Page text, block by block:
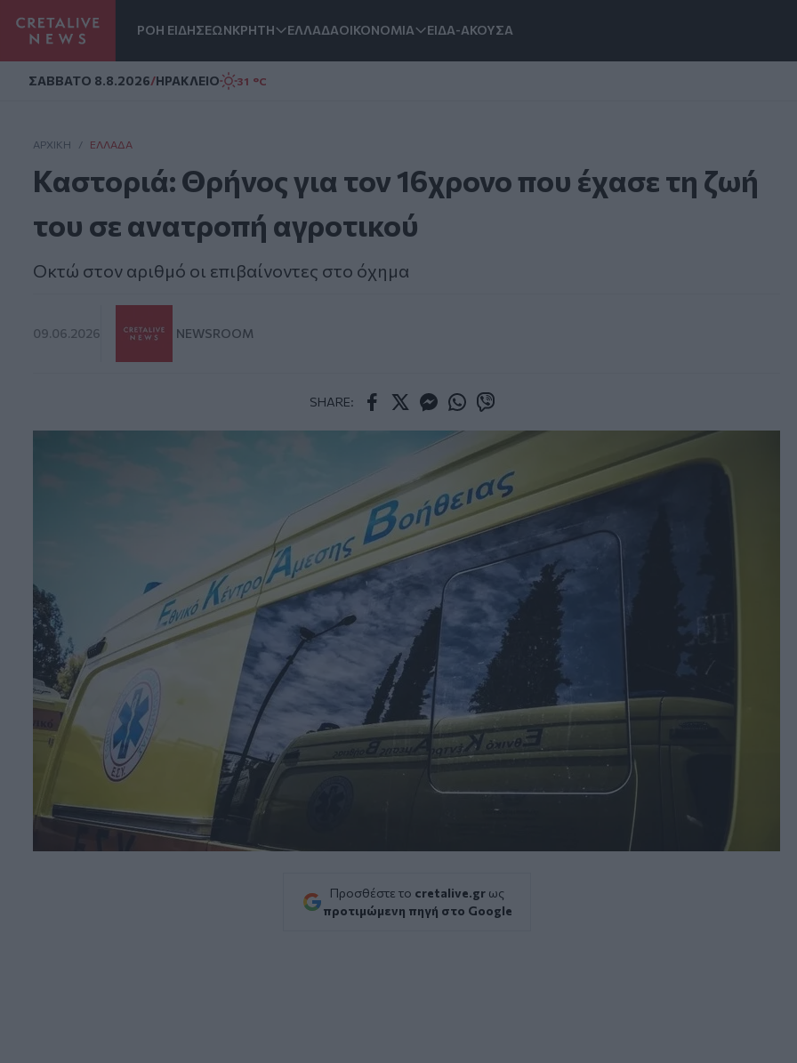
ΡΟΗ ΕΙΔΗΣΕΩΝΚΡΗΤΗ ΕΛΛΑΔΑΟΙΚΟΝΟΜΙΑ ΕΙΔΑ-ΑΚΟΥΣΑ
ΣAΒΒΑΤΟ 8.8.2026/ΗΡΑΚΛΕΙΟ 31 °C
ΑΡΧΙΚΗ / ΕΛΛΆΔΑ
Καστοριά: Θρήνος για τον 16χρονο που έχασε τη ζωή
του σε ανατροπή αγροτικού
Οκτώ στον αριθμό οι επιβαίνοντες στο όχημα
09.06.2026 NEWSROOM
SHARE:
Προσθέστε το cretalive.gr ως
προτιμώμενη πηγή στο Google